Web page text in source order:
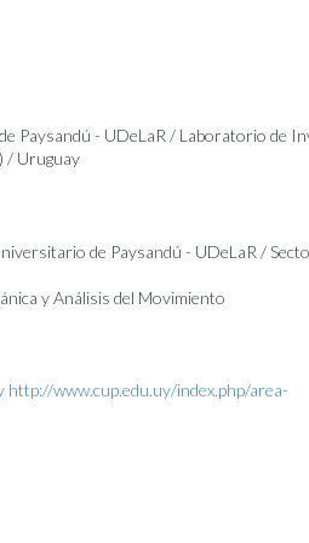
Paysandú - UDeLaR / Laboratorio de
/ Uruguay
de Paysandú - UDeLaR /
y Análisis del Movimiento
http://www.cup.edu.uy/index.php/area-